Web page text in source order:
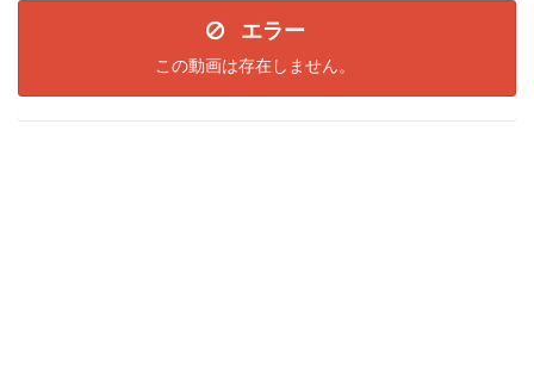
エラー
この動画は存在しません。